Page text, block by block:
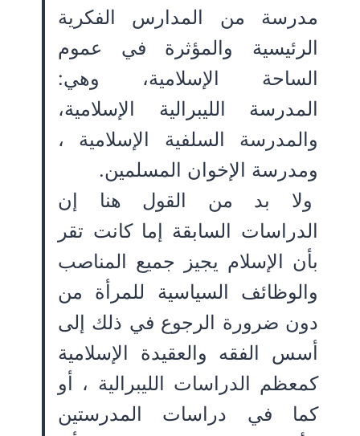
مدرسة من المدارس الفكرية
الرئيسية والمؤثرة في عموم
الساحة الإسلامية، وهي:
المدرسة الليبرالية الإسلامية،
والمدرسة السلفية الإسلامية ،
ومدرسة الإخوان المسلمين.
ولا بد من القول هنا إن
الدراسات السابقة إما كانت تقر
بأن الإسلام يجيز جميع المناصب
والوظائف السياسية للمرأة من
دون ضرورة الرجوع في ذلك إلى
أسس الفقه والعقيدة الإسلامية
كمعظم الدراسات الليبرالية ، أو
كما في دراسات المدرستين